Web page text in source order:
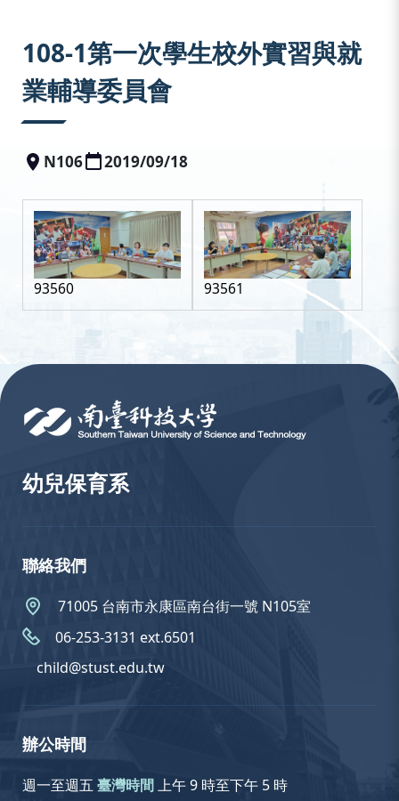
108-1第一次學生校外實習與就
業輔導委員會
N106 2019/09/18
93560 93561
幼兒保育系
聯絡我們
71005 台南市永康區南台街一號 N105室
06-253-3131 ext.6501
child@stust.edu.tw
辦公時間
週一至週五 臺灣時間上午 9 時至下午 5 時